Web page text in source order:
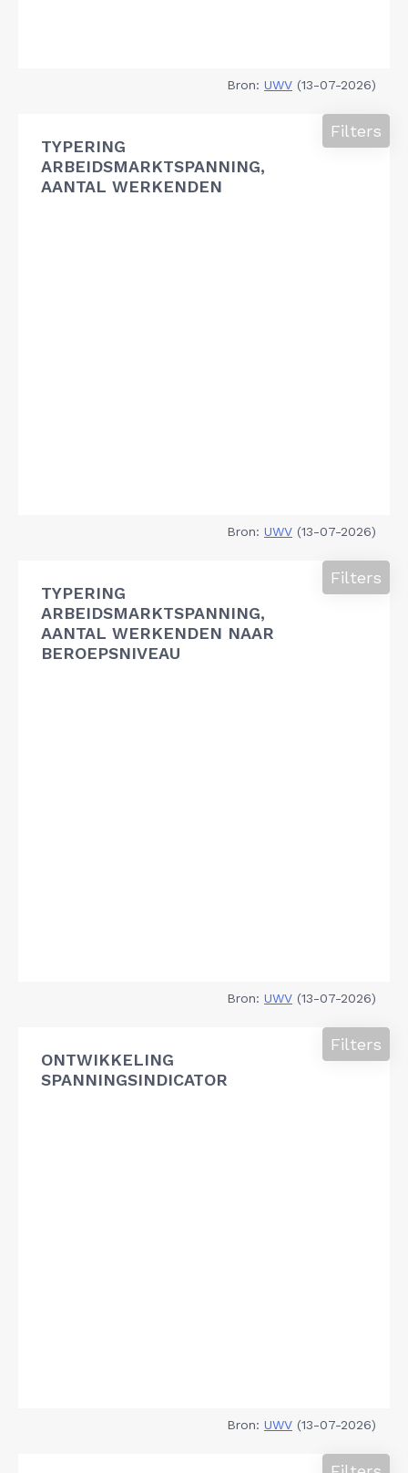
Bron: UWV (13-07-2026)
TYPERING
ARBEIDSMARKTSPANNING,
AANTAL WERKENDEN
Filters
Bron: UWV (13-07-2026)
TYPERING
ARBEIDSMARKTSPANNING,
AANTAL WERKENDEN NAAR
BEROEPSNIVEAU
Filters
Bron: UWV (13-07-2026)
ONTWIKKELING
SPANNINGSINDICATOR
Filters
Bron: UWV (13-07-2026)